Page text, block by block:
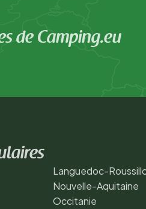
de Camping.eu
Languedoc-
Nouvelle-Aquitaine
Occitanie